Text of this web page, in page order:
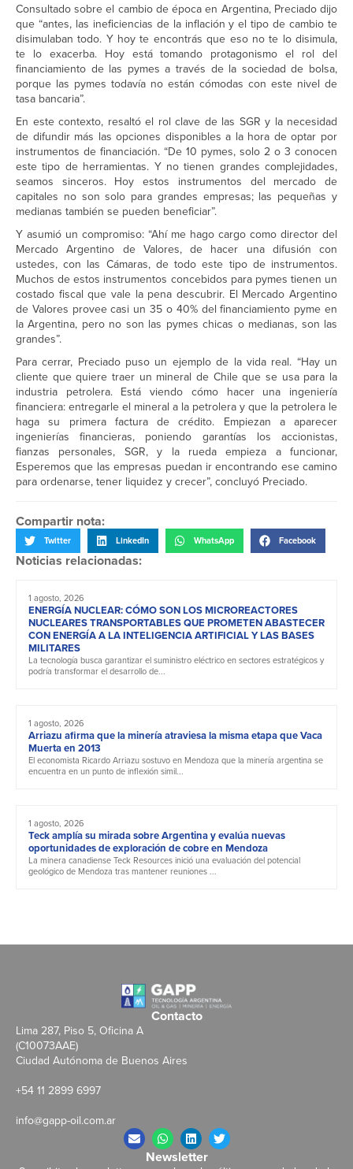
Consultado sobre el cambio de época en Argentina, Preciado dijo
que “antes, las ineficiencias de la inflación y el tipo de cambio te
disimulaban todo. Y hoy te encontrás que eso no te lo disimula,
te lo exacerba. Hoy está tomando protagonismo el rol del
financiamiento de las pymes a través de la sociedad de bolsa,
porque las pymes todavía no están cómodas con este nivel de
tasa bancaria”.
En este contexto, resaltó el rol clave de las SGR y la necesidad
de difundir más las opciones disponibles a la hora de optar por
instrumentos de financiación. “De 10 pymes, solo 2 o 3 conocen
este tipo de herramientas. Y no tienen grandes complejidades,
seamos sinceros. Hoy estos instrumentos del mercado de
capitales no son solo para grandes empresas; las pequeñas y
medianas también se pueden beneficiar”.
Y asumió un compromiso: “Ahí me hago cargo como director del
Mercado Argentino de Valores, de hacer una difusión con
ustedes, con las Cámaras, de todo este tipo de instrumentos.
Muchos de estos instrumentos concebidos para pymes tienen un
costado fiscal que vale la pena descubrir. El Mercado Argentino
de Valores provee casi un 35 o 40% del financiamiento pyme en
la Argentina, pero no son las pymes chicas o medianas, son las
grandes”.
Para cerrar, Preciado puso un ejemplo de la vida real. “Hay un
cliente que quiere traer un mineral de Chile que se usa para la
industria petrolera. Está viendo cómo hacer una ingeniería
financiera: entregarle el mineral a la petrolera y que la petrolera le
haga su primera factura de crédito. Empiezan a aparecer
ingenierías financieras, poniendo garantías los accionistas,
fianzas personales, SGR, y la rueda empieza a funcionar,
Esperemos que las empresas puedan ir encontrando ese camino
para ordenarse, tener liquidez y crecer”, concluyó Preciado.
Compartir nota:
Twitter LinkedIn WhatsApp Facebook
Noticias relacionadas:
1 agosto, 2026
ENERGÍA NUCLEAR: CÓMO SON LOS MICROREACTORES
NUCLEARES TRANSPORTABLES QUE PROMETEN ABASTECER
CON ENERGÍA A LA INTELIGENCIA ARTIFICIAL Y LAS BASES
MILITARES
La tecnología busca garantizar el suministro eléctrico en sectores estratégicos y
podría transformar el desarrollo de...
1 agosto, 2026
Arriazu afirma que la minería atraviesa la misma etapa que Vaca
Muerta en 2013
El economista Ricardo Arriazu sostuvo en Mendoza que la minería argentina se
encuentra en un punto de inflexión simil...
1 agosto, 2026
Teck amplía su mirada sobre Argentina y evalúa nuevas
oportunidades de exploración de cobre en Mendoza
La minera canadiense Teck Resources inició una evaluación del potencial
geológico de Mendoza tras mantener reuniones ...
Contacto
Lima 287, Piso 5, Oficina A
(C10073AAE)
Ciudad Autónoma de Buenos Aires
+54 11 2899 6997
info@gapp-oil.com.ar
Newsletter